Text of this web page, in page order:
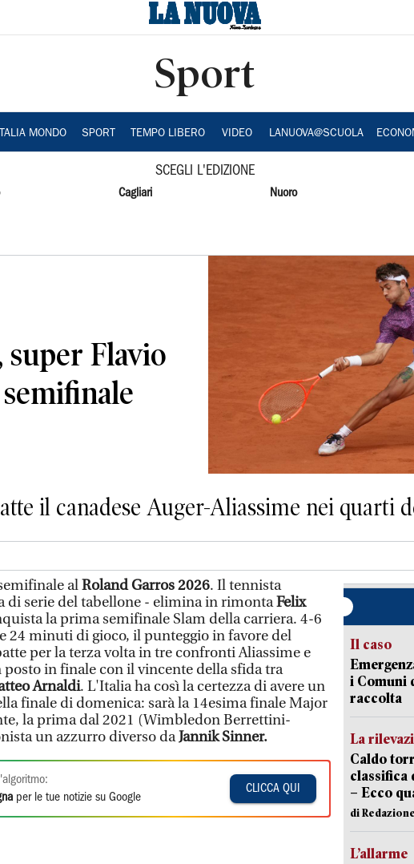
Sport
MONDO SPORT TEMPO LIBERO VIDEO LANUOVA@SCUOLA
SCEGLI L'EDIZIONE
Cagliari Nuoro
super Flavio
il canadese Auger-Aliassime nei quarti
alRoland Garros 2026. Il tennista
di serie del tabellone - elimina in rimontaFelix
la prima semifinale Slam della carriera. 4-6
24 minuti di gioco, il punteggio in favore del
per la terza volta in tre confronti Aliassime e
in finale con il vincente della sfida tra
Arnaldi. L'Italia ha così la certezza di avere un
finale di domenica: sarà la 14esima finale Major
la prima dal 2021 (Wimbledon Berrettini-
un azzurro diverso daJannik Sinner.
per le tue notizie su Google
CLICCA QUI
Il caso
i Comuni
raccolta
La
Caldo
classifica
– Ecco
di
L’allarme